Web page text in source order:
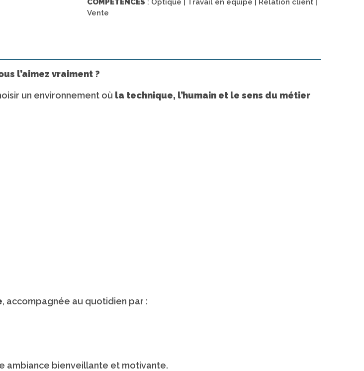
COMPETENCES : Optique | Travail en équipe | Relation client |
Vente
l’aimez vraiment ?
un environnement où la technique, l’humain et le sens du métier
, accompagnée au quotidien par :
ambiance bienveillante et motivante.